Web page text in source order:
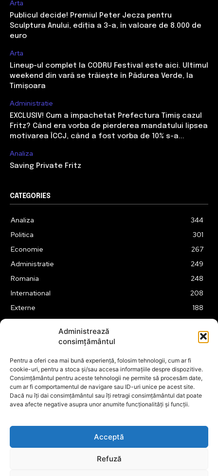
Administrează
consimțământul
Pentru a oferi cea mai bună experiență, folosim tehnologii, cum ar fi
cookie-uri, pentru a stoca și/sau accesa informațiile despre dispozitive.
Consimțământul pentru aceste tehnologii ne permite să procesăm date,
cum ar fi comportamentul de navigare sau ID-uri unice pe acest site.
Dacă nu îți dai consimțământul sau îți retragi consimțământul dat poate
avea afecte negative asupra unor anumite funcționalități și funcții.
Acceptă
Refuză
Arta
Publicul decide! Premiul Peter Jecza pentru
Sculptura Anului, ediția a 3-a, în valoare de 8.000 de
euro
Arta
Lineup-ul complet la CODRU Festival este aici. Ultimul
weekend din vară se trăiește în Pădurea Verde, la
Timișoara
Administratie
EXCLUSIV! Cum a împachetat Prefectura Timiș cazul
Fritz? Când era vorba de pierderea mandatului lipsea
motivarea ÎCCJ, când a fost vorba de 10% s-a...
Analiza
Saving Private Fritz
CATEGORIES
Analiza
344
Politica
301
Economie
267
Administratie
249
Romania
248
International
208
Externe
188
174
Financiar
160
ABUZURI
158
Social
157
Cultura
149